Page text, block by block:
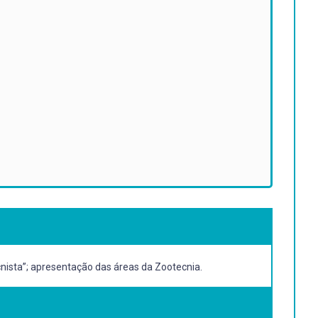
apresentação das áreas da Zootecnia.